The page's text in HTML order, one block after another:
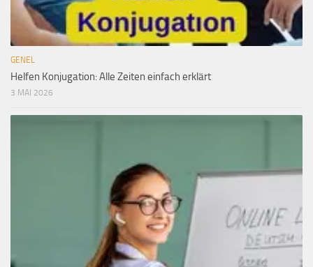
GENEL
Helfen Konjugation: Alle Zeiten einfach erklärt
3 MAI 2026